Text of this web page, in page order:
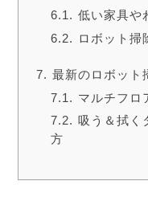
低い家具や
ロボット掃
最新のロボット
マルチフロ
吸う＆拭く
方